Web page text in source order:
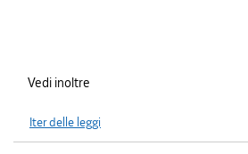
Vedi inoltre
Iter delle leggi